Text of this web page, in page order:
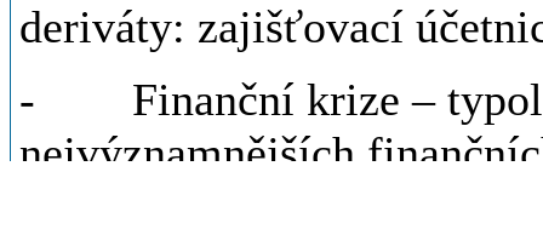
deriváty: zajišťovací
- Finanční krize –
nejvýznamnějších